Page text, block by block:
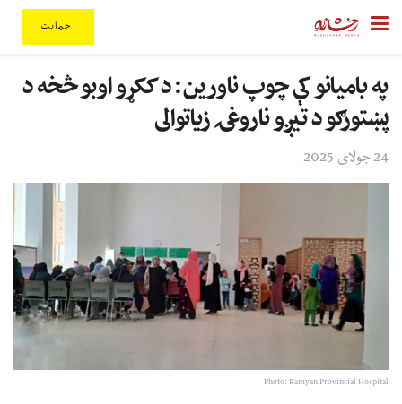
حمایت
په بامیانو کې چوپ ناورین: د ککړو اوبو څخه د
پښتورګو د تیږو ناروغۍ زیاتوالی
24 جولای 2025
Photo: Bamyan Provincial Hospital